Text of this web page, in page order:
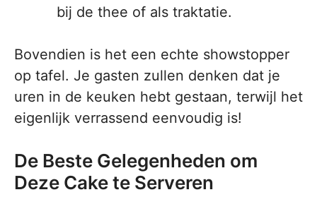
bij de thee of als traktatie.
Bovendien is het een echte showstopper
op tafel. Je gasten zullen denken dat je
uren in de keuken hebt gestaan, terwijl het
eigenlijk verrassend eenvoudig is!
De Beste Gelegenheden om
Deze Cake te Serveren